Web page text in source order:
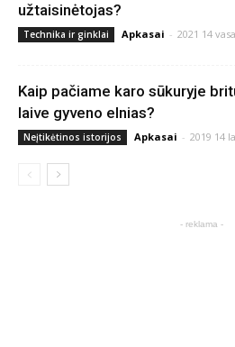
užtaisinėtojas?
Technika ir ginklai Apkasai - 2021 14
Kaip pačiame karo sūkuryje
laive gyveno elnias?
Neįtikėtinos istorijos Apkasai - 2019 14
- reklama -